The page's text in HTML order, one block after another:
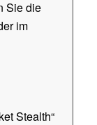
Sie die
im
Stealth“